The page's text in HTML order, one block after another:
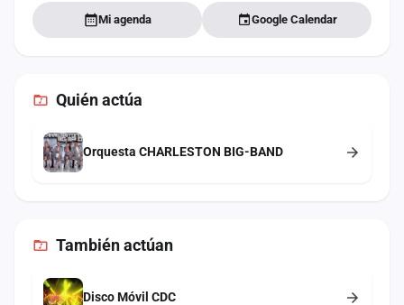
Mi agenda Google Calendar
Quién actúa
Orquesta CHARLESTON BIG-BAND
Tambiénactúan
Disco Móvil CDC